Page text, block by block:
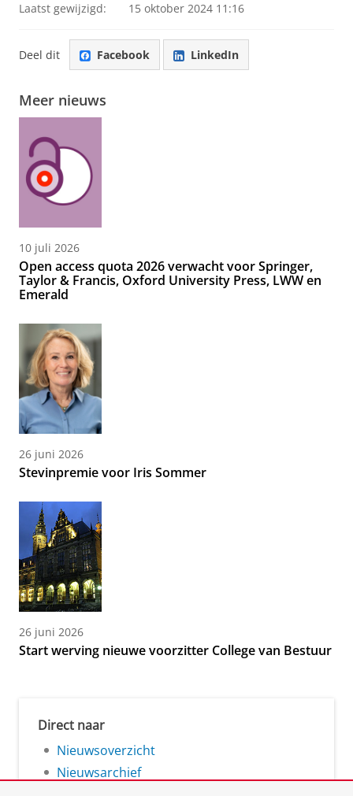
Laatst gewijzigd: 15 oktober 2024 11:16
Deel dit Facebook LinkedIn
Meer nieuws
10 juli 2026
Open access quota 2026 verwacht voor Springer,
Taylor & Francis, Oxford University Press, LWW en
Emerald
26 juni 2026
Stevinpremie voor Iris Sommer
26 juni 2026
Start werving nieuwe voorzitter College van Bestuur
Direct naar
Nieuwsoverzicht
Nieuwsarchief